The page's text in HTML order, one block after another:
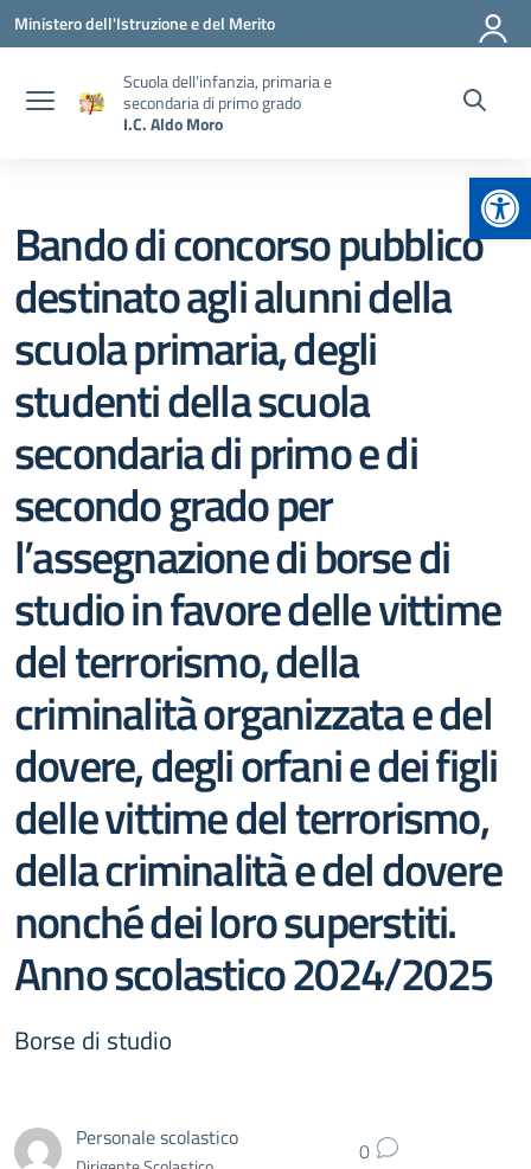
Vai ai contenuti
Vai al menu di navigazione
Vai al footer
Ministero dell'Istruzione e del Merito
Scuola dell’infanzia, primaria e
secondaria di primo grado
I.C. Aldo Moro
Bando di concorso pubblico
destinato agli alunni della
scuola primaria, degli
studenti della scuola
secondaria di primo e di
secondo grado per
l’assegnazione di borse di
studio in favore delle vittime
del terrorismo, della
criminalità organizzata e del
dovere, degli orfani e dei figli
delle vittime del terrorismo,
della criminalità e del dovere
nonché dei loro superstiti.
Anno scolastico 2024/2025
Borse di studio
Personale scolastico
0